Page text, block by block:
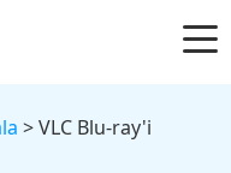
> VLC Blu-ray'i